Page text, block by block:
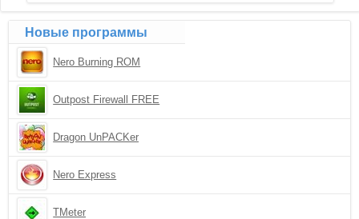
Новые программы
Nero Burning ROM
Outpost Firewall FREE
Dragon UnPACKer
Nero Express
TMeter